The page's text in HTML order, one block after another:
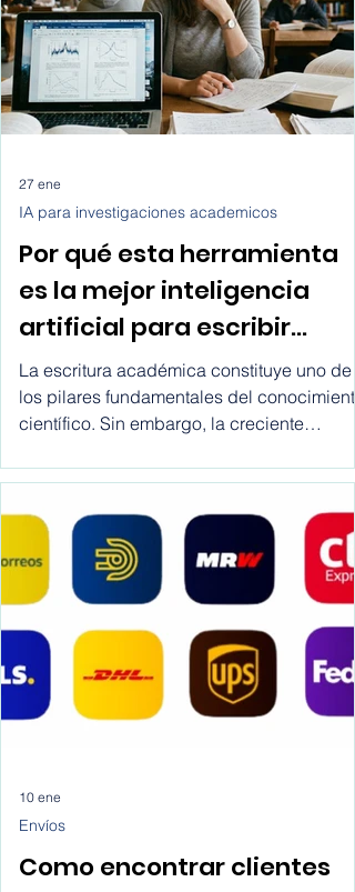
responde a esas preguntas desde una
perspectiva práctica y al final te daremos
los pasos exactos de cómo conseguir
clientes transporte para tu empresa de
servicios lo
Por qué esta herramienta
es la mejor inteligencia
artificial para escribir
artículos científicos?
La escritura académica constituye uno de
los pilares fundamentales del conocimiento
científico. Sin embargo, la creciente
editoriales y la presión por publicar han
generado un entorno donde muchos
estudiantes e investigadores recurren a
soluciones de IA para escribir artículos
científicos sin una reflexión crítica sobre
implicaciones.
IA para investigaciones academicos
Envíos